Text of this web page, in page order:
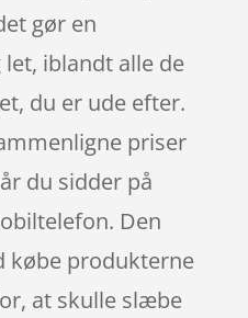
gør en
iblandt alle de
du er ude efter.
priser
du sidder på
Den
købe produkterne
at skulle slæbe